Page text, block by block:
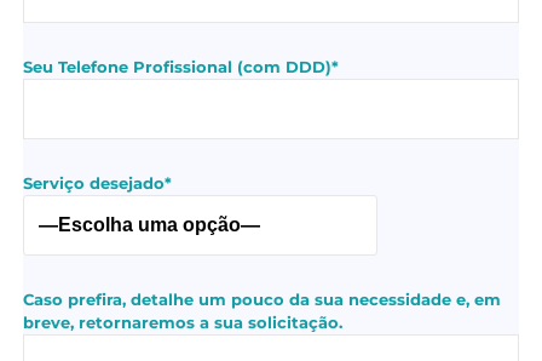
Seu Telefone Profissional (com DDD)*
Serviço desejado*
Caso prefira, detalhe um pouco da sua necessidade e, em
breve, retornaremos a sua solicitação.